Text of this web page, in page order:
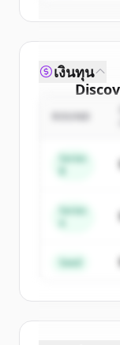
Sign up
New
เงินทุน
Series
Series
Seed